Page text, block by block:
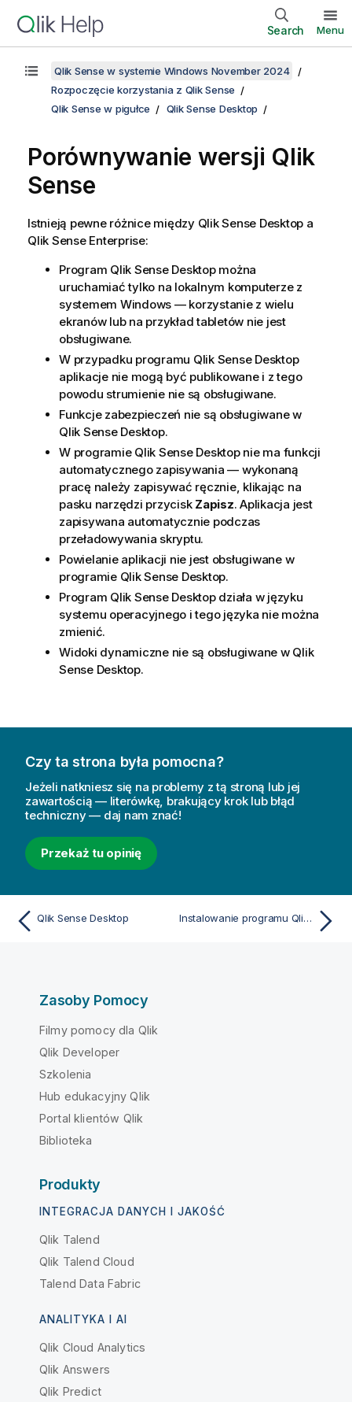
Search Menu
Qlik Sense w systemie Windows November 2024
Rozpoczęcie korzystania z Qlik Sense
Qlik Sense w pigułce
Qlik Sense Desktop
Porównywanie wersji Qlik
Sense
Istnieją pewne różnice między Qlik Sense Desktop a
Qlik Sense Enterprise:
Program Qlik Sense Desktopmożna
uruchamiać tylko na lokalnym komputerze z
systemem Windows — korzystanie z wielu
ekranów lub na przykład tabletów nie jest
obsługiwane.
W przypadku programu Qlik Sense Desktop
aplikacje nie mogą być publikowane i z tego
powodu strumienie nie są obsługiwane.
Funkcje zabezpieczeń nie są obsługiwane w
Qlik Sense Desktop.
W programie Qlik Sense Desktopnie ma funkcji
automatycznego zapisywania — wykonaną
pracę należy zapisywać ręcznie, klikając na
pasku narzędzi przycisk Zapisz. Aplikacja jest
zapisywana automatycznie podczas
przeładowywania skryptu.
Powielanie aplikacji nie jest obsługiwane w
programie Qlik Sense Desktop.
Program Qlik Sense Desktopdziała w języku
systemu operacyjnego i tego języka nie można
zmienić.
Widoki dynamiczne nie są obsługiwane w Qlik
Sense Desktop.
Czy ta strona była pomocna?
Jeżeli natkniesz się na problemy z tą stroną lub jej
zawartością — literówkę, brakujący krok lub błąd
techniczny — daj nam znać!
Przekaż tu opinię
Qlik Sense Desktop Instalowanie programu Qlik Sense Desktop
Zasoby Pomocy
Filmy pomocy dla Qlik
Qlik Developer
Szkolenia
Hub edukacyjny Qlik
Portal klientów Qlik
Biblioteka
Produkty
INTEGRACJA DANYCH I JAKOŚĆ
Qlik Talend
Qlik Talend Cloud
Talend Data Fabric
ANALITYKA I AI
Qlik Cloud Analytics
Qlik Answers
Qlik Predict